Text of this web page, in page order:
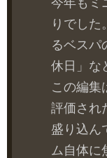
今年もミ
りでし
るベスパ
休日」な
この編集
評価され
盛り込ん
ム自体に